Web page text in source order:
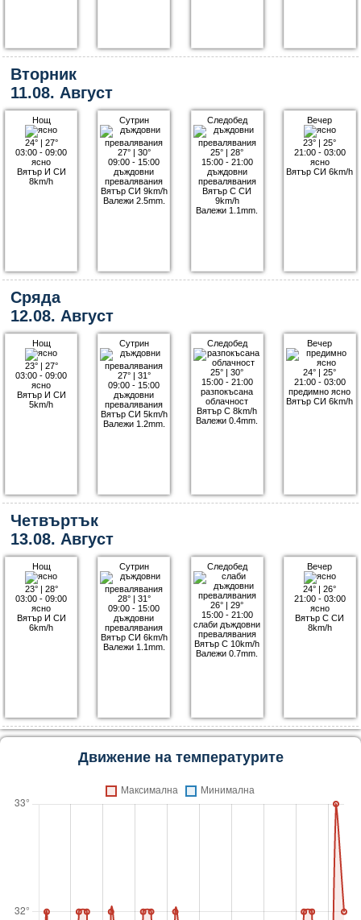
Вторник
11.08. Август
Нощ
24°| 27°
03:00 - 09:00
ясно
Вятър И СИ
8km/h
Сутрин
27°| 30°
09:00 - 15:00
дъждовни
превалявания
Вятър СИ 9km/h
Валежи 2.5mm.
Следобед
25° |28°
15:00 - 21:00
дъждовни
превалявания
Вятър С СИ
9km/h
Валежи 1.1mm.
Вечер
23° |25°
21:00 - 03:00
ясно
Вятър СИ 6km/h
Сряда
12.08. Август
Нощ
23°| 27°
03:00 - 09:00
ясно
Вятър И СИ
5km/h
Сутрин
27°| 31°
09:00 - 15:00
дъждовни
превалявания
Вятър СИ 5km/h
Валежи 1.2mm.
Следобед
25° |30°
15:00 - 21:00
разпокъсана
облачност
Вятър С 8km/h
Валежи 0.4mm.
Вечер
24° |25°
21:00 - 03:00
предимно ясно
Вятър СИ 6km/h
Четвъртък
13.08. Август
Нощ
23°| 28°
03:00 - 09:00
ясно
Вятър И СИ
6km/h
Сутрин
28°| 31°
09:00 - 15:00
дъждовни
превалявания
Вятър СИ 6km/h
Валежи 1.1mm.
Следобед
26° |29°
15:00 - 21:00
слаби дъждовни
превалявания
Вятър С 10km/h
Валежи 0.7mm.
Вечер
24° |26°
21:00 - 03:00
ясно
Вятър С СИ
8km/h
Движение на температурите